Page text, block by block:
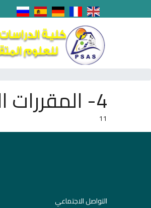
4- المقررات الدراسية
11
التواصل الاجتماعي